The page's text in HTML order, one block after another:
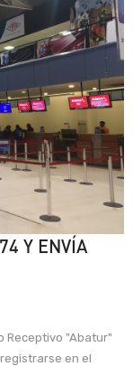
Y ENVÍA
Receptivo "Abatur"
en el